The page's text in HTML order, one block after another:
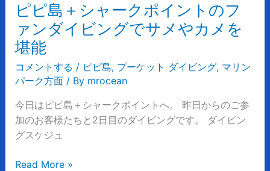
ピピ島＋シャークポイントのフ
ァンダイビングでサメやカメを
堪能
コメントする / ピピ島, プーケット ダイビング, マリン
パーク方面/ By mrocean
今日はピピ島＋シャークポイントへ。 昨日からのご参
加のお客様たちと2日目のダイビングです。 ダイビン
グスケジュ
フ
ァ
ン
ダ
イ
ビ
ン
グ
で
メ
Read More »